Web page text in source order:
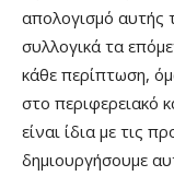
απολογισμό αυτής
συλλογικά τα
κάθε περίπτωση,
στο περιφερειακό
είναι ίδια με τις
δημιουργήσουμε